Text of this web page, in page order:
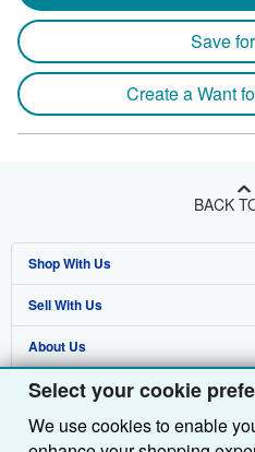
Select your cookie
We use cookies to enable
Save
Create a Want
BACK
Shop With Us
Advanced Search
Browse Collections
My Account
My Orders
Sell With Us
Start Selling
Join Our Affiliate Programme
Book Buyback
About Us
About AbeBooks
Media
Find Help
Help
Other AbeBooks Companies